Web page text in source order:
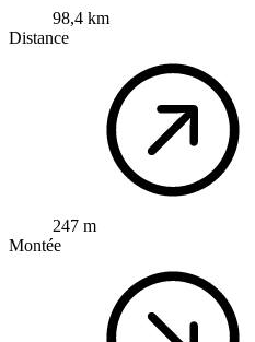
98,4 km
Distance
247 m
Montée